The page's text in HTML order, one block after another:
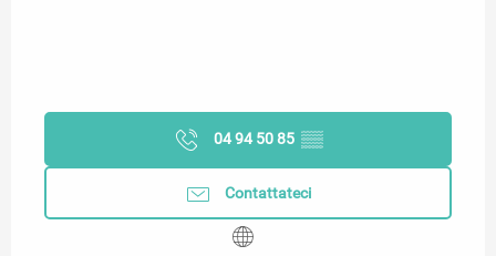
04 94 50 85 ▒▒
Contattateci